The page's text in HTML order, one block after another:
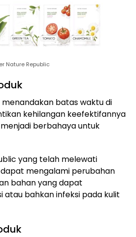
Nature Republic
batas waktu di
kehilangan keefektifannya
berbahaya untuk
yang telah melewati
mengalami perubahan
bahan yang dapat
atau bahkan infeksi pada kulit